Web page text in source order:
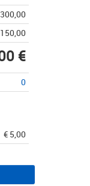
€
0
€ 5,00